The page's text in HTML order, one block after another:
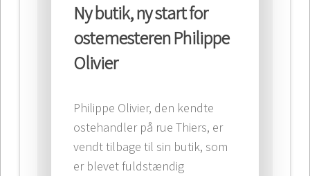
Ny butik, ny start for
ostemesteren Philippe
Olivier
Philippe Olivier, den kendte
ostehandler på rue Thiers, er
vendt tilbage til sin butik, som
er blevet fuldstændig